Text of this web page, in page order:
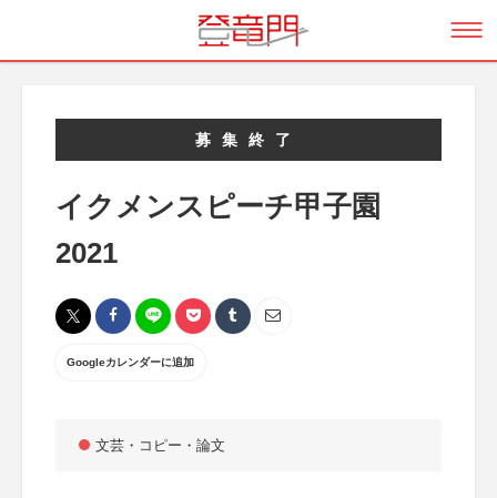
募集終了
イクメンスピーチ甲子園
2021
Googleカレンダーに追加
文芸・コピー・論文